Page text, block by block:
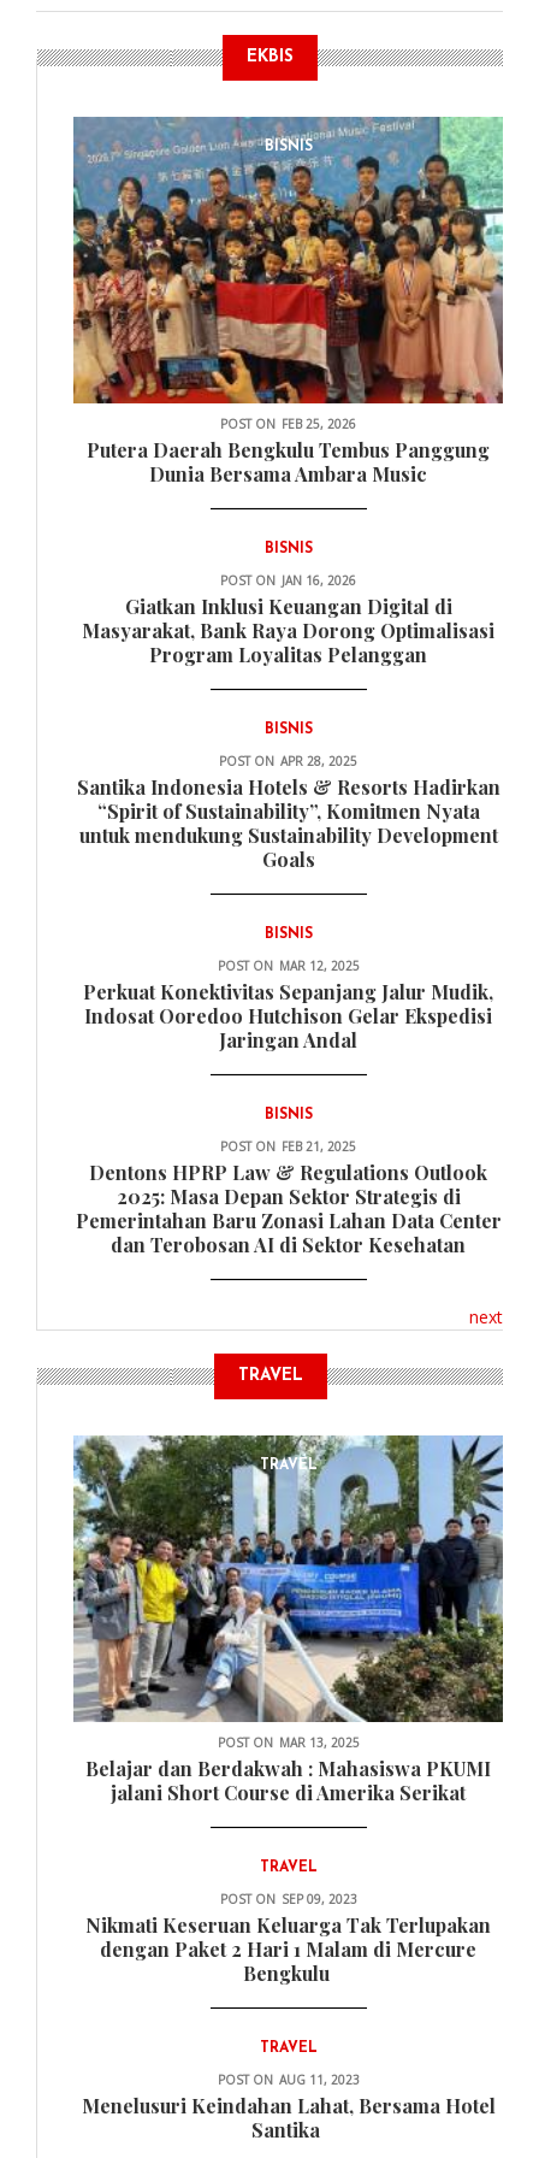
EKBIS
BISNIS
POST ON FEB 25, 2026
Putera Daerah Bengkulu Tembus Panggung
Dunia Bersama Ambara Music
BISNIS
POST ON JAN 16, 2026
Giatkan Inklusi Keuangan Digital di
Masyarakat, Bank Raya Dorong Optimalisasi
Program Loyalitas Pelanggan
BISNIS
POST ON APR 28, 2025
Santika Indonesia Hotels & Resorts Hadirkan
“Spirit of Sustainability”, Komitmen Nyata
untuk mendukung Sustainability Development
Goals
BISNIS
POST ON MAR 12, 2025
Perkuat Konektivitas Sepanjang Jalur Mudik,
Indosat Ooredoo Hutchison Gelar Ekspedisi
Jaringan Andal
BISNIS
POST ON FEB 21, 2025
Dentons HPRP Law & Regulations Outlook
2025: Masa Depan Sektor Strategis di
Pemerintahan Baru Zonasi Lahan Data Center
dan Terobosan AI di Sektor Kesehatan
next
TRAVEL
TRAVEL
POST ON MAR 13, 2025
Belajar dan Berdakwah : Mahasiswa PKUMI
jalani Short Course di Amerika Serikat
TRAVEL
POST ON SEP 09, 2023
Nikmati Keseruan Keluarga Tak Terlupakan
dengan Paket 2 Hari 1 Malam di Mercure
Bengkulu
TRAVEL
POST ON AUG 11, 2023
Menelusuri Keindahan Lahat, Bersama Hotel
Santika